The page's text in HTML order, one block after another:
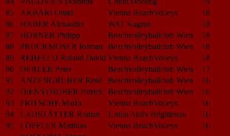
85
AKBARI Omid Vienna BeachVolleys
18
86
HABER Alexander WAT Kagran
18
87
HORNER Philipp Beachvolleyballclub Wien
18
88
PRUCKMOSER Roman Beachvolleyballclub Wien
18
89
REHFELD Roland David Vienna BeachVolleys
18
90
DERLER Peter Beachvolleyballclub Wien
17
91
ANZENGRUBER Renè Beachvolleyballclub Wien
16
92
DIENSTHUBER Patrick Beachvolleyballclub Wien
16
93
FRITSCHE Mario Vienna BeachVolleys
16
94
LADSTÄTTER Roman Union Aktiv Brigittenau
16
95
LÖFFLER Matthias Vienna BeachVolleys
16